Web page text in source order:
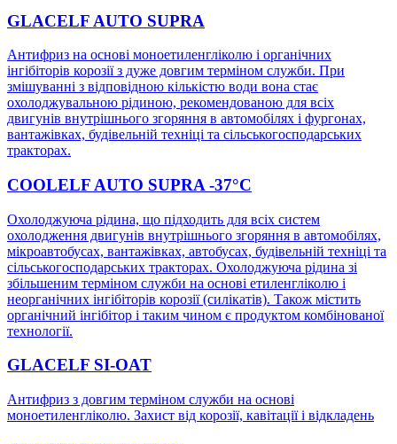
GLACELF AUTO SUPRA
Антифриз на основі моноетиленгліколю і органічних
інгібіторів корозії з дуже довгим терміном служби. При
змішуванні з відповідною кількістю води вона стає
охолоджувальною рідиною, рекомендованою для всіх
двигунів внутрішнього згоряння в автомобілях і фургонах,
вантажівках, будівельній техніці та сільськогосподарських
тракторах.
COOLELF AUTO SUPRA -37°C
Охолоджуюча рідина, що підходить для всіх систем
охолодження двигунів внутрішнього згоряння в автомобілях,
мікроавтобусах, вантажівках, автобусах, будівельній техніці та
сільськогосподарських тракторах. Охолоджуюча рідина зі
збільшеним терміном служби на основі етиленгліколю і
неорганічних інгібіторів корозії (силікатів). Також містить
органічний інгібітор і таким чином є продуктом комбінованої
технології.
GLACELF SI-OAT
Антифриз з довгим терміном служби на основі
моноетиленгліколю. Захист від корозії, кавітації і відкладень